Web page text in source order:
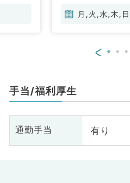
月,火,水,木,日
<
手当/福利厚生
通勤手当 有り